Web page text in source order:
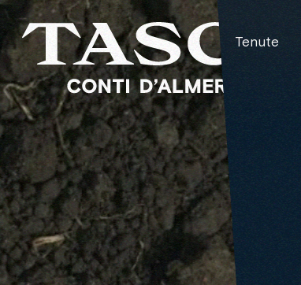
Über
uns
Tenute